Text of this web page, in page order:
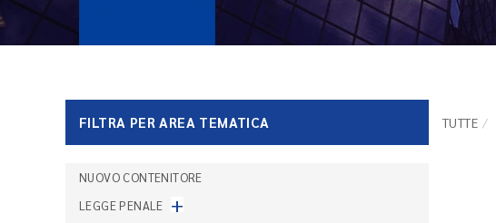
FILTRA PER AREA TEMATICA TUTTE
NUOVO CONTENITORE
LEGGE PENALE +